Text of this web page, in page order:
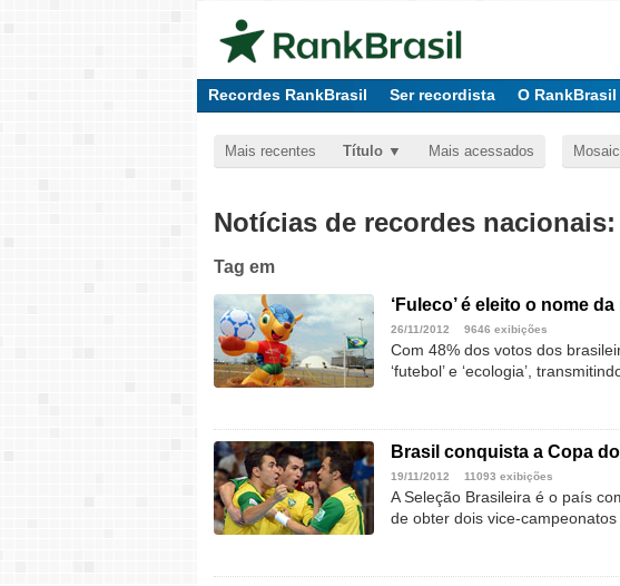
Recordes RankBrasil Ser recordista O RankBrasil
Mais recentes Título Mais acessados
Notícias de recordes nacionais:
Tag em
‘Fuleco’ é eleito o nome
26/11/2012 9646 exibições
Com 48% dos votos dos
‘futebol’ e ‘ecologia’,
Brasil conquista a Copa
19/11/2012 11093 exibições
A Seleção Brasileira é o país
de obter dois vice-